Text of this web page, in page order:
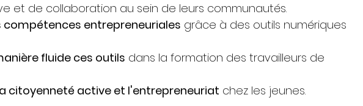
et de collaboration au sein de leurs communautés.
compétences entrepreneuriales grâce à des outils numériques
fluide ces outils dans la formation des travailleurs de
citoyenneté active et l'entrepreneuriat chez les jeunes.